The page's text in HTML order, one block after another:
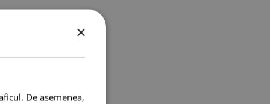
×
De asemenea,